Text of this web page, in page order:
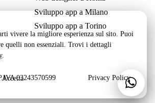
Sviluppo app a Milano
Sviluppo app a Torino
03243570599 Privacy Policy
vivere la migliore esperienza sul sito. Puoi
quelli non essenziali. Trovi i dettagli
.
Accetta